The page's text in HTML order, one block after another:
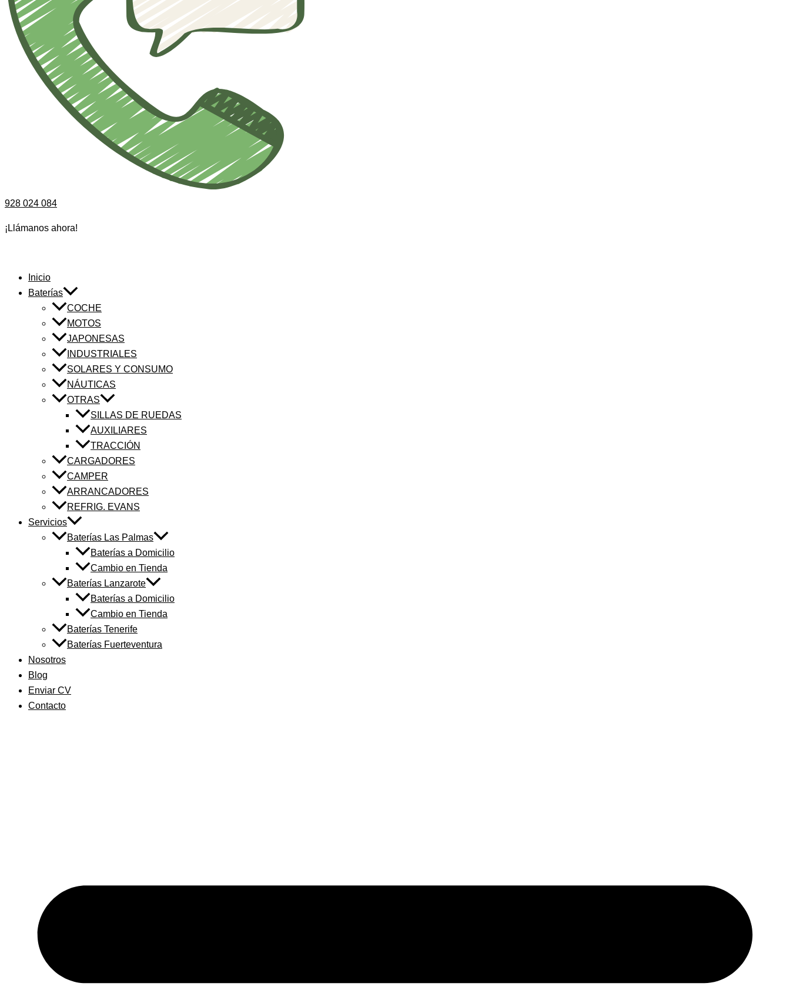
928 024 084
¡Llámanos ahora!
Inicio
Baterías
COCHE
MOTOS
JAPONESAS
INDUSTRIALES
SOLARES Y CONSUMO
NÁUTICAS
OTRAS
SILLAS DE RUEDAS
AUXILIARES
TRACCIÓN
CARGADORES
CAMPER
ARRANCADORES
REFRIG. EVANS
Servicios
Baterías Las Palmas
Baterías a Domicilio
Cambio en Tienda
Baterías Lanzarote
Baterías a Domicilio
Cambio en Tienda
Baterías Tenerife
Baterías Fuerteventura
Nosotros
Blog
Enviar CV
Contacto